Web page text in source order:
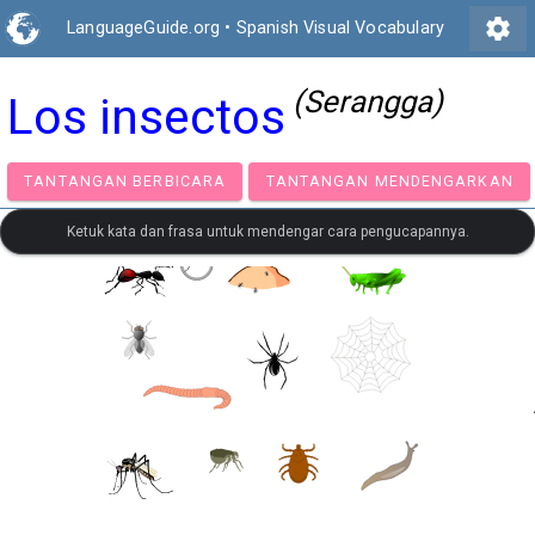
LanguageGuide.org • Spanish Visual Vocabulary settings
Los insectos (Serangga)
TANTANGAN BERBICARA TANTANGAN
Ketuk kata dan frasa untuk mendengar cara pengucapannya.